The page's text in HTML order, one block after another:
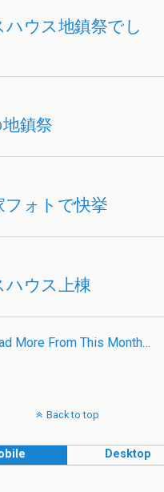
ウス地鎮祭でし
鎮祭
フォトで快挙
ハウス上棟
More From This Month…
Back to top
Desktop